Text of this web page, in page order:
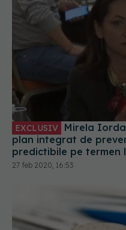
EXCLUSIV
plan integrat de
predictibile pe termen
27 feb 2020, 16:53